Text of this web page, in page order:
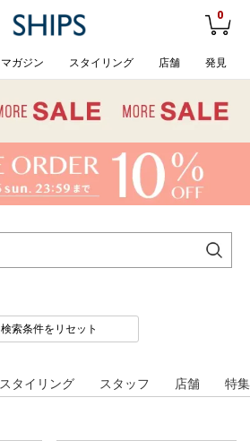
0
マガジン スタイリング 店舗 発見
検索条件をリセット
スタイリング スタッフ 店舗 特集